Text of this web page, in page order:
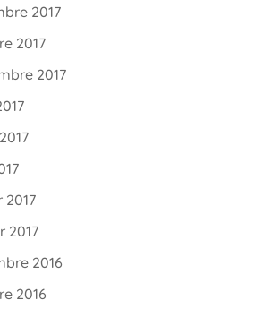
2017
2017
2017
2017
2017
2016
2016